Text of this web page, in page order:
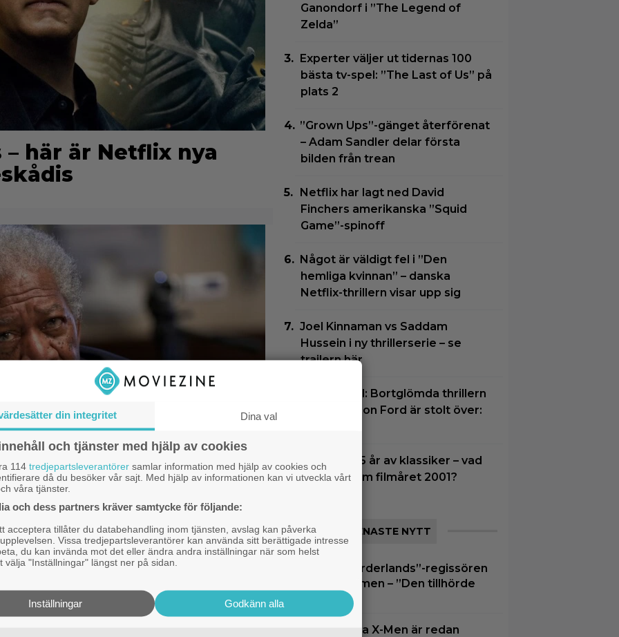
– här är Netflix nya
medger: Gör dåliga
är hög nog
Ganondorf i ”The Legend of
Zelda”
Experter väljer ut tidernas 100
bästa tv-spel: ”The Last of Us” på
plats 2
”Grown Ups”-gänget återförenat
– Adam Sandler delar första
bilden från trean
Netflix har lagt ned David
Finchers amerikanska ”Squid
Game”-spinoff
Något är väldigt fel i ”Den
hemliga kvinnan” – danska
Netflix-thrillern visar upp sig
Joel Kinnaman vs Saddam
Hussein i ny thrillerserie – se
trailern här
På TV ikväll: Bortglömda thrillern
som Harrison Ford är stolt över:
Filmquiz: 25 år av klassiker – vad
minns du om filmåret 2001?
SENASTE NYTT
”Borderlands”-regissören
om kalkonfilmen – ”Den tillhörde
3 nya X-Men är redan
din integritet Dina val
och tjänster med hjälp av cookies
114 tredjepartsleverantörer samlar information med hjälp av cookies och
då du besöker vår sajt. Med hjälp av informationen kan vi utveckla vårt
våra tjänster.
och dess partners kräver samtycke för följande:
acceptera tillåter du databehandling inom tjänsten, avslag kan påverka
Vissa tredjepartsleverantörer kan använda sitt berättigade intresse
du kan invända mot det eller ändra andra inställningar när som helst
välja "Inställningar" längst ner på sidan.
Godkänn alla
Inställningar